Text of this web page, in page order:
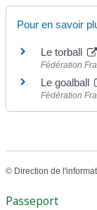
Pour en savoir
Le torball
Fédération
Le goalball
Fédération
© Direction de
Passeport